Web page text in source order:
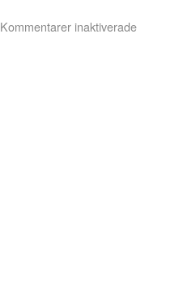
Kommentarer inaktiverade